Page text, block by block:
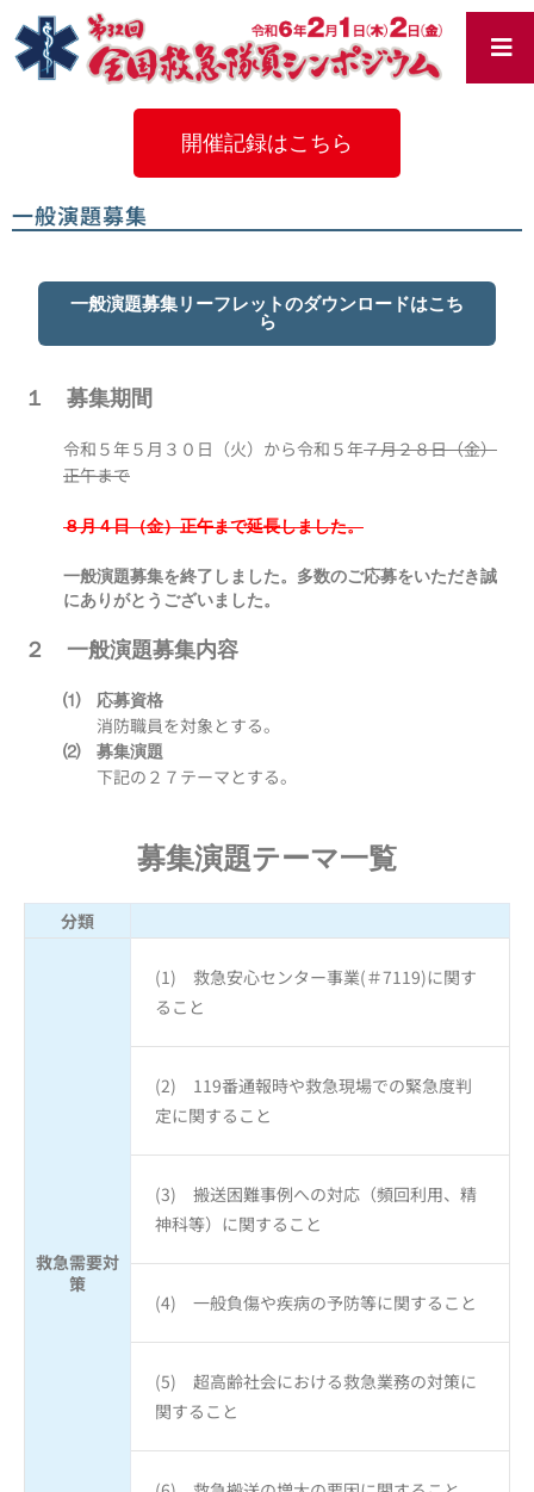
容
を
開催記録はこちら
一般演題募集
一般演題募集リーフレットのダウンロードはこち
ら
１ 募集期間
令和５年５月３０日（火）から令和５年７月２８日（金）
正午まで
８月４日（金）正午まで延長しました。
一般演題募集を終了しました。多数のご応募をいただき誠
にありがとうございました。
２ 一般演題募集内容
⑴ 応募資格
消防職員を対象とする。
⑵ 募集演題
下記の２７テーマとする。
募集演題テーマ一覧
分類
救急需要対
策
(1) 救急安心センター事業(＃7119)に関す
ること
(2) 119番通報時や救急現場での緊急度判
定に関すること
(3) 搬送困難事例への対応（頻回利用、精
神科等）に関すること
(4) 一般負傷や疾病の予防等に関すること
(5) 超高齢社会における救急業務の対策に
関すること